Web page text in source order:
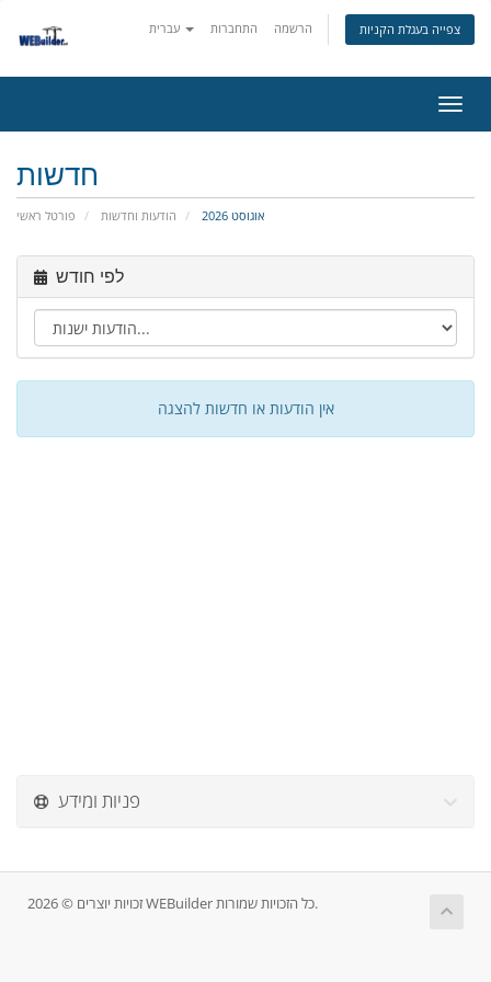
התחברות הרשמה צפייה בעגלת הקניות
ניווט
חדשות
פורטל ראשי הודעות וחדשות אוגוסט 2026
לפי חודש
אין הודעות או חדשות להצגה
פניות ומידע
זכויות יוצרים © 2026 WEBuilder כל הזכויות שמורות.